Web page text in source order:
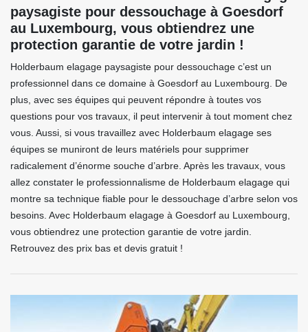
paysagiste pour dessouchage à Goesdorf
au Luxembourg, vous obtiendrez une
protection garantie de votre jardin !
Holderbaum elagage paysagiste pour dessouchage c’est un
professionnel dans ce domaine à Goesdorf au Luxembourg. De
plus, avec ses équipes qui peuvent répondre à toutes vos
questions pour vos travaux, il peut intervenir à tout moment chez
vous. Aussi, si vous travaillez avec Holderbaum elagage ses
équipes se muniront de leurs matériels pour supprimer
radicalement d’énorme souche d’arbre. Après les travaux, vous
allez constater le professionnalisme de Holderbaum elagage qui
montre sa technique fiable pour le dessouchage d’arbre selon vos
besoins. Avec Holderbaum elagage à Goesdorf au Luxembourg,
vous obtiendrez une protection garantie de votre jardin.
Retrouvez des prix bas et devis gratuit !